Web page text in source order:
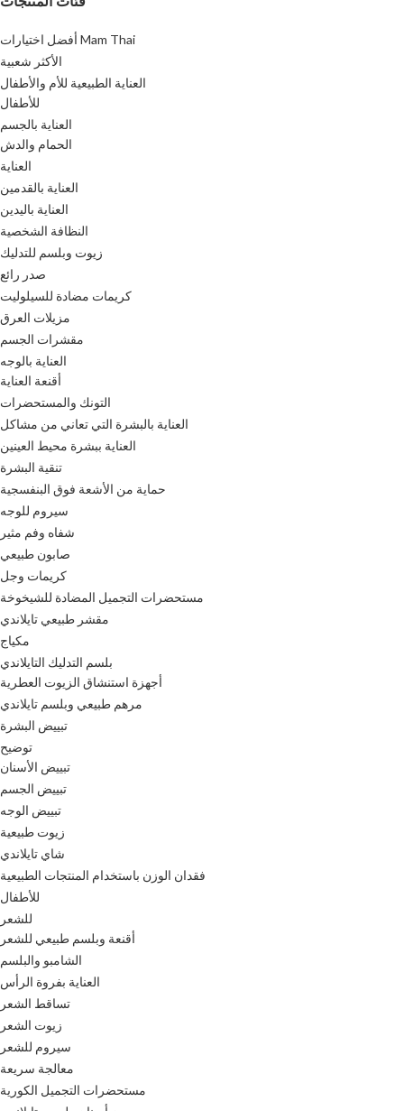
أفضل اختيارات Mam Thai
الأكثر شعبية
العناية الطبيعية للأم والأطفال
للأطفال
العناية بالجسم
الحمام والدش
العناية
العناية بالقدمين
العناية باليدين
النظافة الشخصية
زيوت وبلسم للتدليك
صدر رائع
كريمات مضادة للسيلوليت
مزيلات العرق
مقشرات الجسم
العناية بالوجه
أقنعة العناية
التونك والمستحضرات
العناية بالبشرة التي تعاني من مشاكل
العناية ببشرة محيط العينين
تنقية البشرة
حماية من الأشعة فوق البنفسجية
سيروم للوجه
شفاه وفم مثير
صابون طبيعي
كريمات وجل
مستحضرات التجميل المضادة للشيخوخة
مقشر طبيعي تايلاندي
مكياج
بلسم التدليك التايلاندي
أجهزة استنشاق الزيوت العطرية
مرهم طبيعي وبلسم تايلاندي
تبييض البشرة
توضيح
تبييض الأسنان
تبييض الجسم
تبييض الوجه
زيوت طبيعية
شاي تايلاندي
فقدان الوزن باستخدام المنتجات الطبيعية
للأطفال
للشعر
أقنعة وبلسم طبيعي للشعر
الشامبو والبلسم
العناية بفروة الرأس
تساقط الشعر
زيوت الشعر
سيروم للشعر
معالجة سريعة
مستحضرات التجميل الكورية